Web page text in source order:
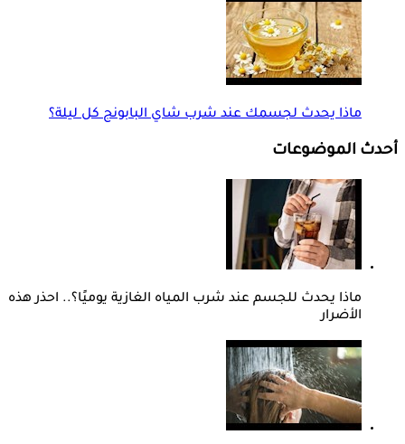
ماذا يحدث لجسمك عند شرب شاي البابونج كل ليلة؟
أحدث الموضوعات
ماذا يحدث للجسم عند شرب المياه الغازية يوميًا؟.. احذر هذه
الأضرار